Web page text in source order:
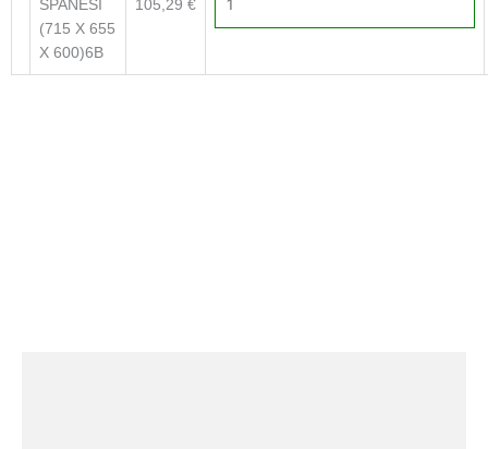
SPANESI
(715 X 655
X 600)6B
105,29 €